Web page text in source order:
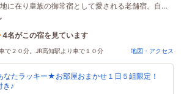
に在り皇族の御常宿として愛される老舗宿。自
の料理は夕食4.8、接客4.8とエリア屈指のクチコ
4名がこの宿を見ています
8時間前に予約されました
で２０分。JR高知駅より車で１０分 地図・アクセス
なたラッキー★お部屋おまかせ１日５組限定！
き♪